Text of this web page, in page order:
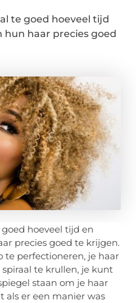
te goed hoeveel tijd
haar precies goed
hoeveel tijd en
precies goed te krijgen.
te perfectioneren, je haar
te krullen, je kunt
staan om je haar
als er een manier was